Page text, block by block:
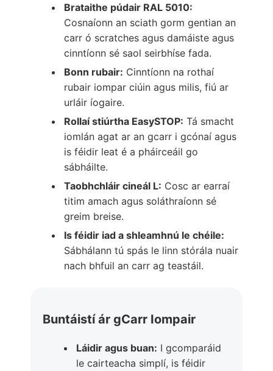
Brataithe púdair RAL 5010:
Cosnaíonn an sciath gorm gentian an
carr ó scratches agus damáiste agus
cinntíonn sé saol seirbhíse fada.
Bonn rubair: Cinntíonn na rothaí
rubair iompar ciúin agus milis, fiú ar
urláir íogaire.
Rollaí stiúrtha EasySTOP: Tá smacht
iomlán agat ar an gcarr i gcónaí agus
is féidir leat é a pháirceáil go
sábháilte.
Taobhchláir cineál L: Cosc ar earraí
titim amach agus soláthraíonn sé
greim breise.
Is féidir iad a shleamhnú le chéile:
Sábhálann tú spás le linn stórála nuair
nach bhfuil an carr ag teastáil.
Buntáistí ár gCarr Iompair
Láidir agus buan: I gcomparáid
le cairteacha simplí, is féidir